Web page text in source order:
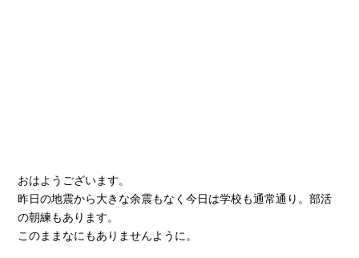
おはようございます。
昨日の地震から大きな余震もなく今日は学校も通常通り。部活
の朝練もあります。
このままなにもありませんように。